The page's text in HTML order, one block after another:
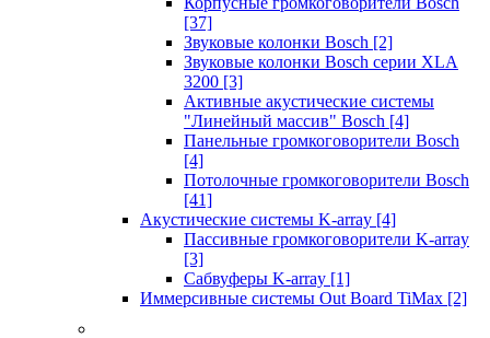
[37]
Звуковые колонки Bosch [2]
Звуковые колонки Bosch серии XLA
3200 [3]
Активные акустические системы
"Линейный массив" Bosch [4]
Панельные громкоговорители Bosch
[4]
Потолочные громкоговорители Bosch
[41]
Акустические системы K-array [4]
Пассивные громкоговорители K-array
[3]
Сабвуферы K-array [1]
Иммерсивные системы Out Board TiMax [2]